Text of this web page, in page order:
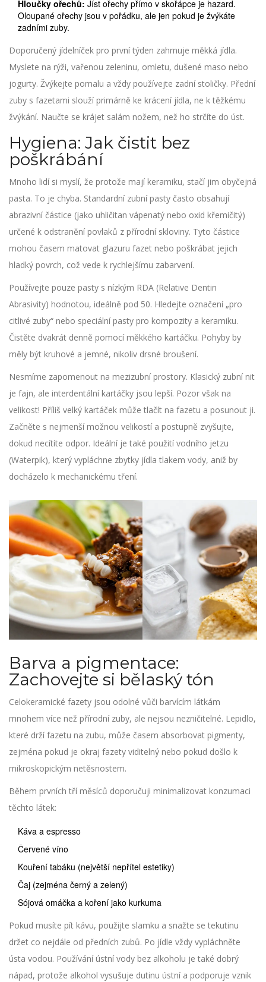
Hloučky ořechů: Jíst ořechy přímo v skořápce je hazard.
Oloupané ořechy jsou v pořádku, ale jen pokud je žvýkáte
zadními zuby.
Doporučený jídelníček pro první týden zahrnuje měkká jídla.
Myslete na rýži, vařenou zeleninu, omletu, dušené maso nebo
jogurty. Žvýkejte pomalu a vždy používejte zadní stoličky. Přední
zuby s fazetami slouží primárně ke krácení jídla, ne k těžkému
žvýkání. Naučte se krájet salám nožem, než ho strčíte do úst.
Hygiena: Jak čistit bez
poškrábání
Mnoho lidí si myslí, že protože mají keramiku, stačí jim obyčejná
pasta. To je chyba. Standardní zubní pasty často obsahují
abrazivní částice (jako uhličitan vápenatý nebo oxid křemičitý)
určené k odstranění povlaků z přírodní skloviny. Tyto částice
mohou časem matovat glazuru fazet nebo poškrábat jejich
hladký povrch, což vede k rychlejšímu zabarvení.
Používejte pouze pasty s nízkým RDA (Relative Dentin
Abrasivity) hodnotou, ideálně pod 50. Hledejte označení „pro
citlivé zuby“ nebo speciální pasty pro kompozity a keramiku.
Čistěte dvakrát denně pomocí měkkého kartáčku. Pohyby by
měly být kruhové a jemné, nikoliv drsné broušení.
Nesmíme zapomenout na mezizubní prostory. Klasický zubní nit
je fajn, ale interdentální kartáčky jsou lepší. Pozor však na
velikost! Příliš velký kartáček může tlačít na fazetu a posunout ji.
Začněte s nejmenší možnou velikostí a postupně zvyšujte,
dokud necítíte odpor. Ideální je také použití vodního jetzu
(Waterpik), který vypláchne zbytky jídla tlakem vody, aniž by
docházelo k mechanickému tření.
Barva a pigmentace:
Zachovejte si bělaský tón
Celokeramické fazety jsou odolné vůči barvícím látkám
mnohem více než přírodní zuby, ale nejsou nezničitelné. Lepidlo,
které drží fazetu na zubu, může časem absorbovat pigmenty,
zejména pokud je okraj fazety viditelný nebo pokud došlo k
mikroskopickým netěsnostem.
Během prvních tří měsíců doporučuji minimalizovat konzumaci
těchto látek:
Káva a espresso
Červené víno
Kouření tabáku (největší nepřítel estetiky)
Čaj (zejména černý a zelený)
Sójová omáčka a koření jako kurkuma
Pokud musíte pít kávu, použijte slamku a snažte se tekutinu
držet co nejdále od předních zubů. Po jídle vždy vypláchněte
ústa vodou. Používání ústní vody bez alkoholu je také dobrý
nápad, protože alkohol vysušuje dutinu ústní a podporuje vznik